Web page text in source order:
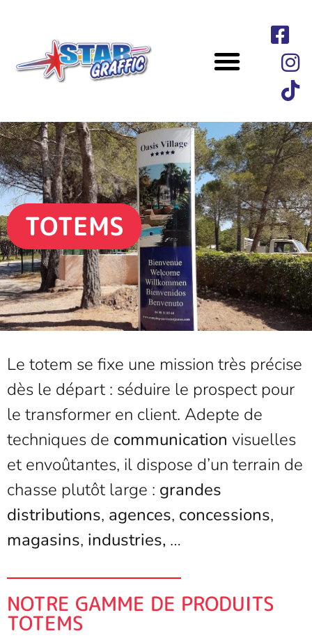
TOTEMS
Le totem se fixe une mission très précise
dès le départ : séduire le prospect pour
le transformer en client. Adepte de
techniques de communication visuelles
et envoûtantes, il dispose d’un terrain de
chasse plutôt large : grandes
distributions, agences, concessions,
magasins, industries, …
NOTRE GAMME DE PRODUITS
TOTEMS